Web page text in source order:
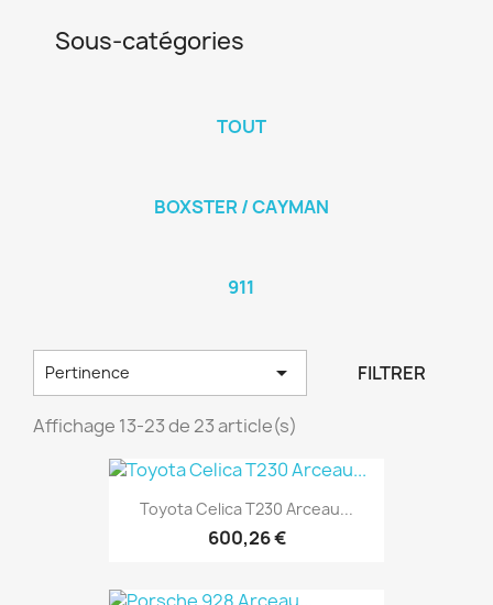
Sous-catégories
TOUT
BOXSTER / CAYMAN
911
Pertinence  FILTRER
Affichage 13-23 de 23 article(s)
Toyota Celica T230 Arceau...
600,26 €